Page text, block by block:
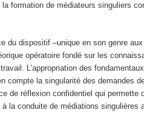
la formation de médiateurs singuliers
du dispositif –unique en son genre
opératoire fondé sur les
L’appropriation des
compte la singularité des demandes
de réflexion confidentiel qui permette
la conduite de médiations singulières